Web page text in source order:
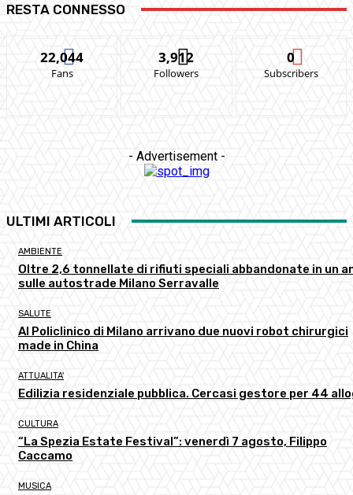
RESTA CONNESSO
22,044
Fans
3,912
Followers
0
Subscribers
- Advertisement -
ULTIMI ARTICOLI
AMBIENTE
Oltre 2,6 tonnellate di rifiuti speciali abbandonate in un
sulle autostrade Milano Serravalle
SALUTE
Al Policlinico di Milano arrivano due nuovi robot chirurgici
made in China
ATTUALITA'
Edilizia residenziale pubblica. Cercasi gestore per 44
CULTURA
“La Spezia Estate Festival”: venerdì 7 agosto, Filippo
Caccamo
MUSICA